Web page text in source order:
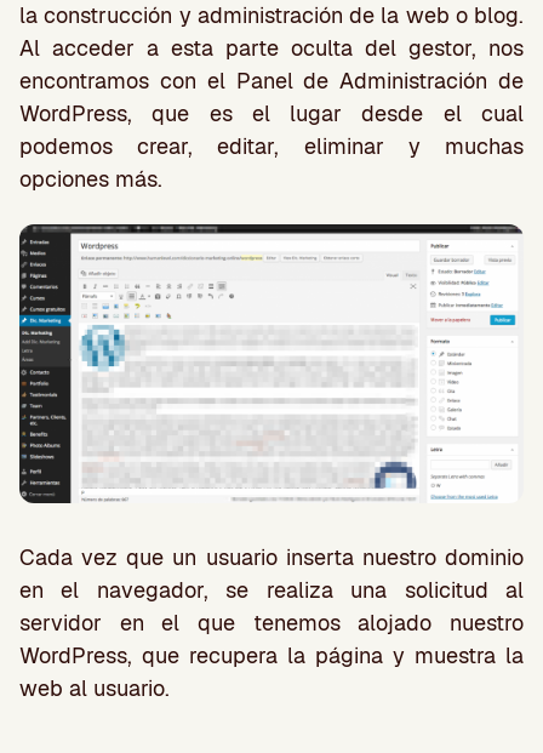
la construcción y administración de la web o blog.
Al acceder a esta parte oculta del gestor, nos
encontramos con el Panel de Administración de
WordPress, que es el lugar desde el cual
podemos crear, editar, eliminar y muchas
opciones más.
Cada vez que un usuario inserta nuestro dominio
en el navegador, se realiza una solicitud al
servidor en el que tenemos alojado nuestro
WordPress, que recupera la página y muestra la
web al usuario.